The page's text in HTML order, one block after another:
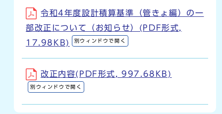
令和4年度設計積算基準（管きょ編）の一
部改正について（お知らせ）(PDF形式,
17.98KB)
別ウィンドウで開く
改正内容(PDF形式, 997.68KB)
別ウィンドウで開く